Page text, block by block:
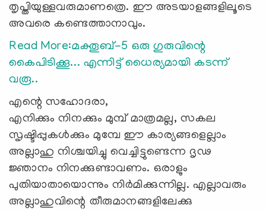
തൃപ്തിയുള്ളവരുമാണത്രെ. ഈ അടയാളങ്ങളിലൂടെ
അവരെ കണ്ടെത്താനാവും.
Read More:മക്തൂബ്-5 ഒരു ഗുരുവിന്റെ
കൈപിടിക്കൂ... എന്നിട്ട് ധൈര്യമായി കടന്ന്
വരൂ..
എന്റെ സഹോദരാ,
എനിക്കും നിനക്കും മുമ്പ് മാത്രമല്ല, സകല
സൃഷ്ടിപ്പുകള്‍ക്കും മുമ്പേ ഈ കാര്യങ്ങളെല്ലാം
അല്ലാഹു നിശ്ചയിച്ചു വെച്ചിട്ടുണ്ടെന്ന ദൃഢ
ജ്ഞാനം നിനക്കുണ്ടാവണം. ഒരാളും
പുതിയാതായൊന്നും നിര്‍മിക്കുന്നില്ല. എല്ലാവരും
അല്ലാഹുവിന്റെ തീരുമാനങ്ങളിലേക്കു